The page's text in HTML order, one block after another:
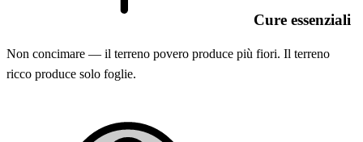
Cure essenziali
Non concimare — il terreno povero produce più fiori. Il terreno
ricco produce solo foglie.